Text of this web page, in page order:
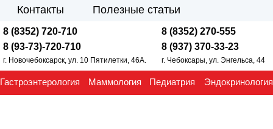
8 (8352) 720-710
г. Новочебоксарск, ул. 10 Пятилетки, 46А.
Педиатрия
Гастроэнтерология Маммология
Полезные статьи
Контакты
8 (8352) 270-555
г. Чебоксары, ул. Энгельса, 44
Эндокринология
8 (93-73)-720-710 8 (937) 370-33-23